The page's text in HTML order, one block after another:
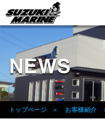
NEWS
トップページ お客様紹介